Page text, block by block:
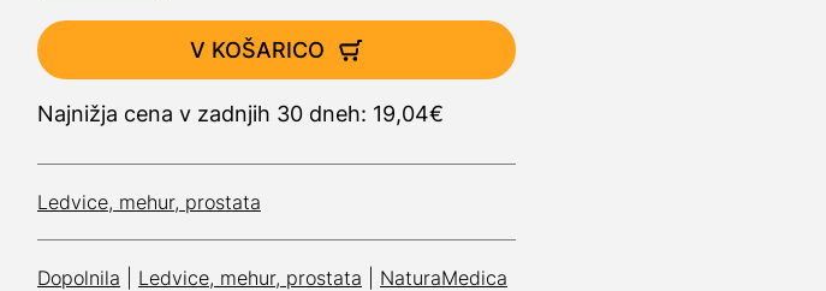
V KOŠARICO
Najnižja cena v zadnjih 30 dneh: 19,04€
Ledvice, mehur, prostata
Dopolnila Ledvice, mehur, prostata
NaturaMedica